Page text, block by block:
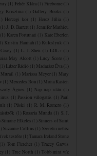
(1) Fehér Klára (1) Fireborne (1)
Krisztina (1) Gallery Books
(1)
(1) Hercegi kör (1) Hercz Júlia
(1)
(1)J. D. Barrett (1) Jennifer Mathieu
(1) Karen Fortunati (1) Kate Eberlen
(1) Kristin Hannah (1) Kulcslyuk
(1)
(1) L. J. Shen (1) LOL+
(1)
May Alcott (1) Lucy Score
(1)
(1) Lúzer Rádió (1) Madarász Éva (1)
Murail (1) Marissa Meyer (1) Mary
(1) Mercedes Ron (1) Mona Kasten
Ágnes (1) Nap nap után
(1)
(1) Passion válogatás (1) Paul
(1) Püski (1) R. M. Romero
(1)
(1) Rosaria Munda (1) S. J.
Simone Elkeles (1) Sinners of Saint
Suzanne Collins (1) Szeretni nehéz
testőre (1)Tamara Ireland Stone
(1) Tom Fletcher (1) Tracey Garvis
(1) True North (1) Több mint víz